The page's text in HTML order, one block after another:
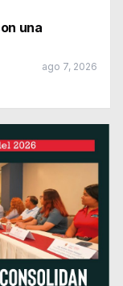
una
ago 7, 2026